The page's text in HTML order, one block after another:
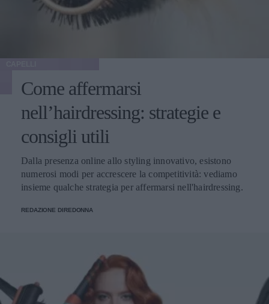
Come affermarsi
nell’hairdressing: strategie e
consigli utili
Dalla presenza online allo styling innovativo, esistono
numerosi modi per accrescere la competitività: vediamo
insieme qualche strategia per affermarsi nell'hairdressing.
REDAZIONE DIREDONNA